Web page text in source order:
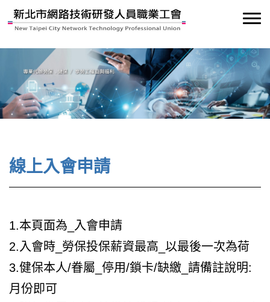
線上入會申請
1.本頁面為_入會申請
2.入會時_勞保投保薪資最高_以最後一次為荷
3.健保本人/眷屬_停用/鎖卡/缺繳_請備註說明:
月份即可